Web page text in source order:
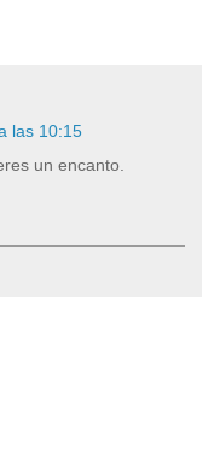
las 10:15
un encanto.